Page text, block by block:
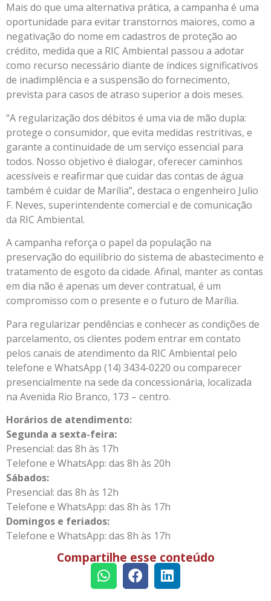
Mais do que uma alternativa prática, a campanha é uma
oportunidade para evitar transtornos maiores, como a
negativação do nome em cadastros de proteção ao
crédito, medida que a RIC Ambiental passou a adotar
como recurso necessário diante de índices significativos
de inadimplência e a suspensão do fornecimento,
prevista para casos de atraso superior a dois meses.
“A regularização dos débitos é uma via de mão dupla:
protege o consumidor, que evita medidas restritivas, e
garante a continuidade de um serviço essencial para
todos. Nosso objetivo é dialogar, oferecer caminhos
acessíveis e reafirmar que cuidar das contas de água
também é cuidar de Marília”, destaca o engenheiro Julio
F. Neves, superintendente comercial e de comunicação
da RIC Ambiental.
A campanha reforça o papel da população na
preservação do equilíbrio do sistema de abastecimento e
tratamento de esgoto da cidade. Afinal, manter as contas
em dia não é apenas um dever contratual, é um
compromisso com o presente e o futuro de Marília.
Para regularizar pendências e conhecer as condições de
parcelamento, os clientes podem entrar em contato
pelos canais de atendimento da RIC Ambiental pelo
telefone e WhatsApp (14) 3434-0220 ou comparecer
presencialmente na sede da concessionária, localizada
na Avenida Rio Branco, 173 – centro.
Horários de atendimento:
Segunda a sexta-feira:
Presencial: das 8h às 17h
Telefone e WhatsApp: das 8h às 20h
Sábados:
Presencial: das 8h às 12h
Telefone e WhatsApp: das 8h às 17h
Domingos e feriados:
Telefone e WhatsApp: das 8h às 17h
Compartilhe esse conteúdo